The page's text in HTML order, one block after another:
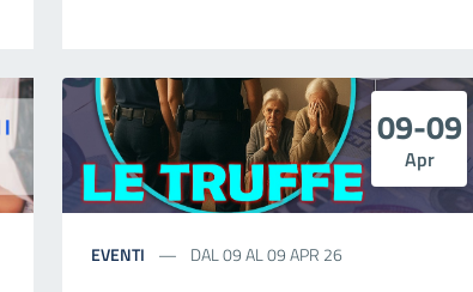
09-09
Apr
EVENTI DAL 09 AL 09 APR 26